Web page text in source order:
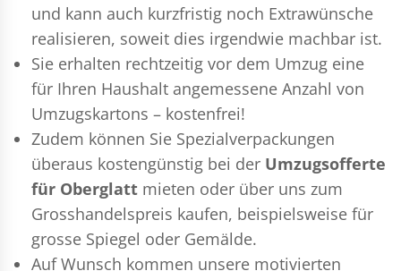
und kann auch kurzfristig noch Extrawünsche
realisieren, soweit dies irgendwie machbar ist.
Sie erhalten rechtzeitig vor dem Umzug eine
für Ihren Haushalt angemessene Anzahl von
Umzugskartons – kostenfrei!
Zudem können Sie Spezialverpackungen
überaus kostengünstig bei der Umzugsofferte
für Oberglatt mieten oder über uns zum
Grosshandelspreis kaufen, beispielsweise für
grosse Spiegel oder Gemälde.
Auf Wunsch kommen unsere motivierten